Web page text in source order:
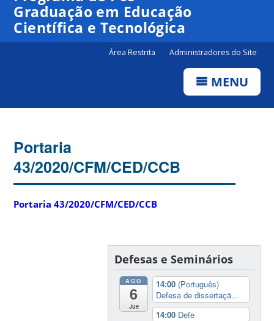
Graduação em Educação
Científica e Tecnológica
Área Restrita Administradores do Site
MENU
Portaria
43/2020/CFM/CED/CCB
Portaria 43/2020/CFM/CED/CCB
Defesas e Seminários
AGO
6
Jue
14:00 (Português)
Defesa de dissertaçã...
14:00 Defe